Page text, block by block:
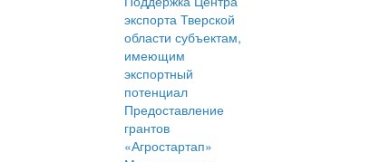
экспорта Тверской
области субъектам,
имеющим
экспортный
потенциал
Предоставление
грантов
«Агростартап»